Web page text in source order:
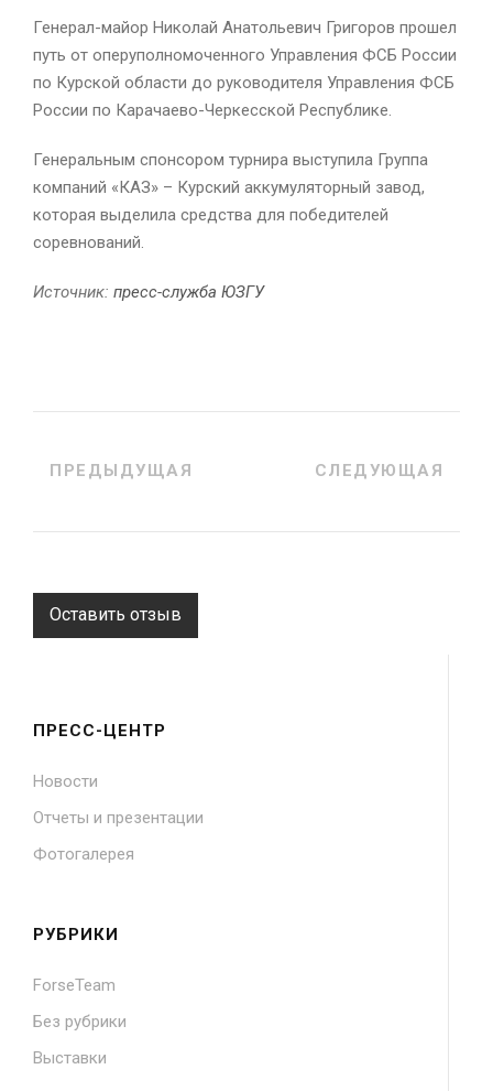
Генерал-майор Николай Анатольевич Григоров прошел
путь от оперуполномоченного Управления ФСБ России
по Курской области до руководителя Управления ФСБ
России по Карачаево-Черкесской Республике.
Генеральным спонсором турнира выступила Группа
компаний «КАЗ» – Курский аккумуляторный завод,
которая выделила средства для победителей
соревнований.
Источник: пресс-служба ЮЗГУ
ПРЕДЫДУЩАЯ СЛЕДУЮЩАЯ
Оставить отзыв
ПРЕСС-ЦЕНТР
Новости
Отчеты и презентации
Фотогалерея
РУБРИКИ
ForseTeam
Без рубрики
Выставки